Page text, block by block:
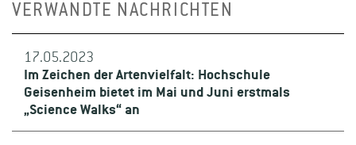
VERWANDTE NACHRICHTEN
17.05.2023
Im Zeichen der Artenvielfalt: Hochschule
Geisenheim bietet im Mai und Juni erstmals
„Science Walks“ an